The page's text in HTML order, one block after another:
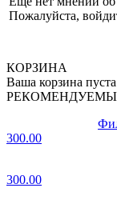
Пожалуйста,
КОРЗИНА
Ваша корзина
300.00
300.00